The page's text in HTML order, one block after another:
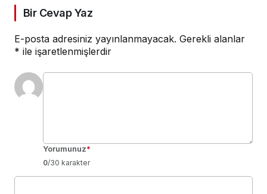
Bir Cevap Yaz
E-posta adresiniz yayınlanmayacak. Gerekli alanlar
* ile işaretlenmişlerdir
Yorumunuz*
0/30 karakter